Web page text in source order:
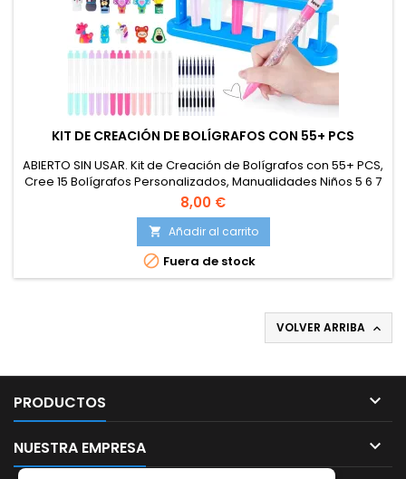
KIT DE CREACIÓN DE BOLÍGRAFOS CON 55+ PCS
ABIERTO SIN USAR. Kit de Creación de Bolígrafos con 55+ PCS,
Cree 15 Bolígrafos Personalizados, Manualidades Niños 5 6 7
8 9 10 años, Juego Creativo Infantil, Regalo Juguetes para
Niños y Niñas
8,00 €
 Añadir al carrito
 Fuera de stock
VOLVER ARRIBA 
PRODUCTOS 
NUESTRA EMPRESA 